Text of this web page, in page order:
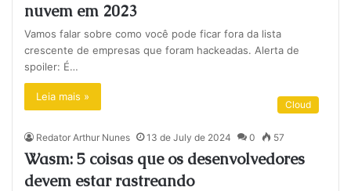
nuvem em 2023
Vamos falar sobre como você pode ficar fora da lista
crescente de empresas que foram hackeadas. Alerta de
spoiler: É…
Leia mais »
Cloud
Redator Arthur Nunes 13 de July de 2024 0 57
Wasm: 5 coisas que os desenvolvedores
devem estar rastreando